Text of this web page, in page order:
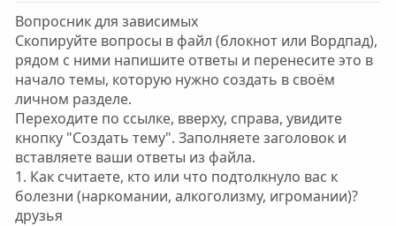
Вопросник для зависимых
Скопируйте вопросы в файл (блокнот или Вордпад),
рядом с ними напишите ответы и перенесите это в
начало темы, которую нужно создать в своём
личном разделе.
Переходите по ссылке, вверху, справа, увидите
кнопку "Создать тему". Заполняете заголовок и
вставляете ваши ответы из файла.
1. Как считаете, кто или что подтолкнуло вас к
болезни (наркомании, алкоголизму, игромании)?
друзья